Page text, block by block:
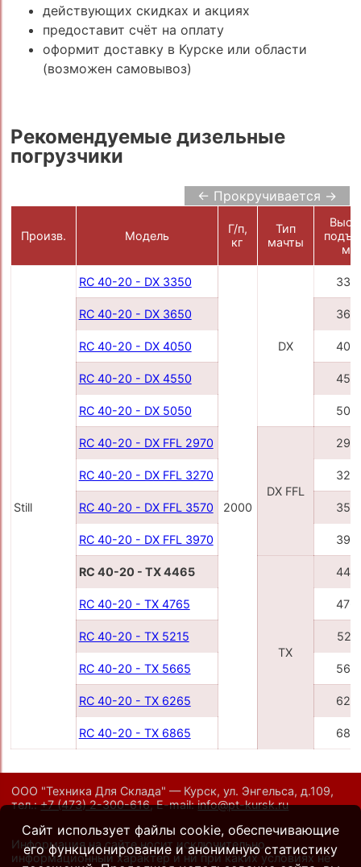
действующих скидках и акциях
предоставит счёт на оплату
оформит доставку в Курске или области
(возможен самовывоз)
Рекомендуемые дизельные
погрузчики
← Прокручивается →
Произв. Модель
Г/п,
кг
Тип
мачты
мм
Still
RC 40-20 - DX 3350
2000
DX
RC 40-20 - DX 3650
RC 40-20 - DX 4050
RC 40-20 - DX 4550
RC 40-20 - DX 5050
RC 40-20 - DX FFL 2970
DX FFL
RC 40-20 - DX FFL 3270
RC 40-20 - DX FFL 3570
RC 40-20 - DX FFL 3970
RC 40-20 - TX 4465
TX
RC 40-20 - TX 4765
RC 40-20 - TX 5215
RC 40-20 - TX 5665
RC 40-20 - TX 6265
RC 40-20 - TX 6865
ООО "Техника Для Склада" — Курск, ул. Энгельса, д.109,
тел.:+7 (473) 2-300-616,E-mail:info@pt-kursk.ru
Информация на сайте носит исключительно
информационный характер и ни при каких условиях не
Сайт использует файлы cookie, обеспечивающие
его функционирование и анонимную статистику